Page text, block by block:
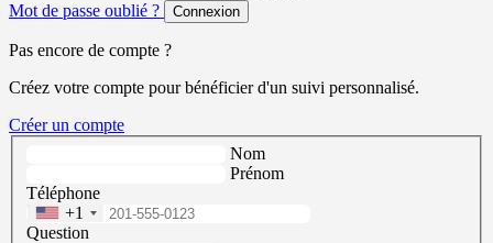
Mot de passe oublié ?
Connexion
Pas encore de compte ?
Créez votre compte pour bénéficier d'un suivi personnalisé.
Créer un compte
Nom
Prénom
Téléphone
+1
Question